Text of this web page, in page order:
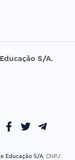
ORDEM
OAB
S/A.
Educação S/A, CNPJ: